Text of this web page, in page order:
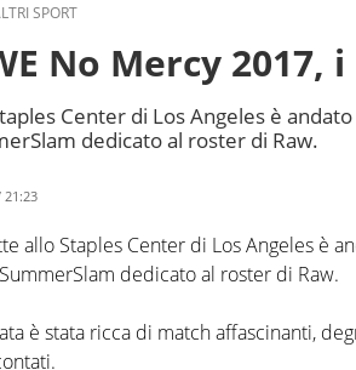
SPORT
No Mercy 2017,
Center di Los Angeles è
dedicato al roster di Raw.
21:23
allo Staples Center di Los Angeles è
dedicato al roster di Raw.
è stata ricca di match affascinanti,